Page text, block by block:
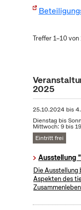
Treffer 1–10 von
2025
25.10.2024 bis
Dienstag bis
Mittwoch: 9 bis
Eintritt frei
Ausstellung
Die
Aspekten des